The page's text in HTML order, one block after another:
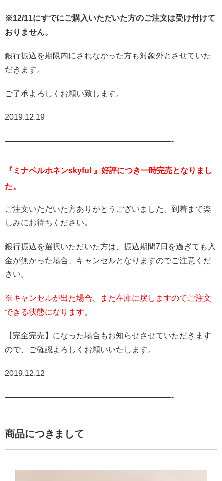
※12/11にすでにご購入いただいた方のご注文は受け付けて
おりません。
銀行振込を期限内にされなかった方も対象外とさせていた
だきます。
ご了承よろしくお願い致します。
2019.12.19
—————————————————————-
『ミナペルホネンskyful 』 好評につき一時完売となりまし
た。
ご注文いただいた方ありがとうございました。到着まで楽
しみにお待ちください。
銀行振込を選択いただいた方は、振込期間7日を過ぎても入
金が無かった場合、キャンセルとなりますのでご注意くだ
さい。
※キャンセルが出た場合、また在庫に戻しますのでご注文
できる状態になります。
【完全完売】になった場合もお知らせさせていただきます
ので、ご確認よろしくお願いいたします。
2019.12.12
—————————————————————-
商品につきまして